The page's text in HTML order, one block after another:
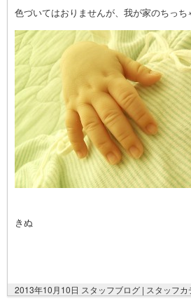
色づいてはおりませんが、我が家のちっち
きぬ
2013年10月10日 スタッフブログ | スタッフ